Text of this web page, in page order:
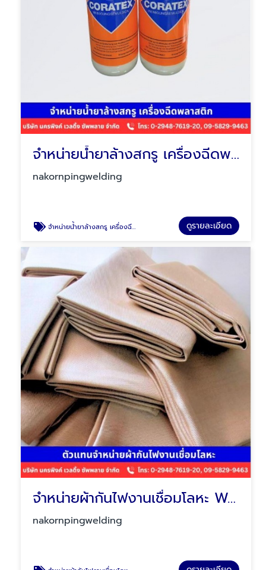
จำหน่ายน้ำยาล้างสกรู เครื่องฉีดพลาสติก
nakornpingwelding
จำหน่ายน้ำยาล้างสกรู เครื่องฉีดพลาสติก ดูรายละเอียด
จำหน่ายผ้ากันไฟงานเชื่อมโลหะ Welding blankets
nakornpingwelding